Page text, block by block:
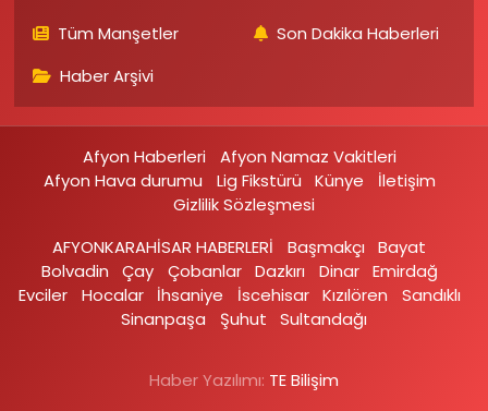
Tüm Manşetler
Son Dakika Haberleri
Haber Arşivi
Afyon Haberleri
Afyon Namaz Vakitleri
Afyon Hava durumu
Lig Fikstürü Künye
İletişim
Gizlilik Sözleşmesi
AFYONKARAHİSAR HABERLERİ
Başmakçı
Bayat
Bolvadin
Çay Çobanlar Dazkırı Dinar Emirdağ‎
Evciler‎
Hocalar İhsaniye‎ İscehisar Kızılören‎
Sandıklı‎
Sinanpaşa
Şuhut Sultandağı
Haber Yazılımı: TE Bilişim